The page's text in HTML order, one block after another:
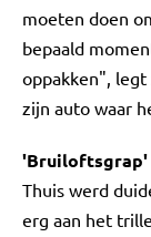
moeten doen
bepaald
oppakken", legt
zijn auto waar
'Bruiloftsgrap'
Thuis werd
erg aan het